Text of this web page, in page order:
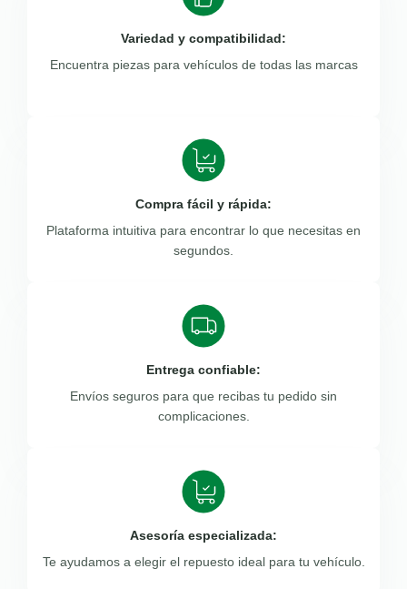
Variedad y compatibilidad:
Encuentra piezas para vehículos de todas las marcas
Compra fácil y rápida:
Plataforma intuitiva para encontrar lo que necesitas en
segundos.
Entrega confiable:
Envíos seguros para que recibas tu pedido sin
complicaciones.
Asesoría especializada:
Te ayudamos a elegir el repuesto ideal para tu vehículo.